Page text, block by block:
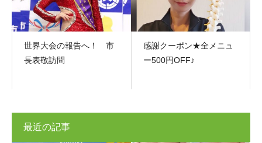
世界大会の報告へ！ 市
長表敬訪問
感謝クーポン★全メニュ
ー500円OFF♪
最近の記事